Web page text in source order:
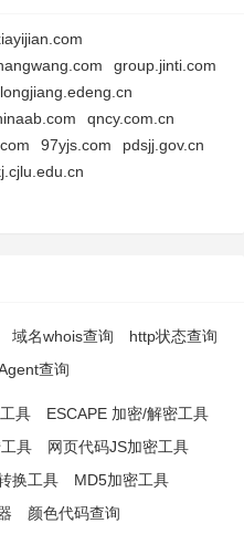
group.jinti.com
qncy.com.cn
97yjs.com
pdsjj.gov.cn
域名whois查询
http状态查询
查询
具
ESCAPE 加密/解密工具
具
网页代码JS加密工具
换工具
MD5加密工具
颜色代码查询